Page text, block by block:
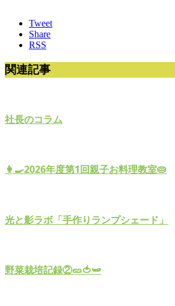
Tweet
Share
RSS
関連記事
社長のコラム
👩‍🍳2026年度第1回親子お料理教室🥧
光と影ラボ「手作りランプシェード」
野菜栽培記録②🥒🍅🫛